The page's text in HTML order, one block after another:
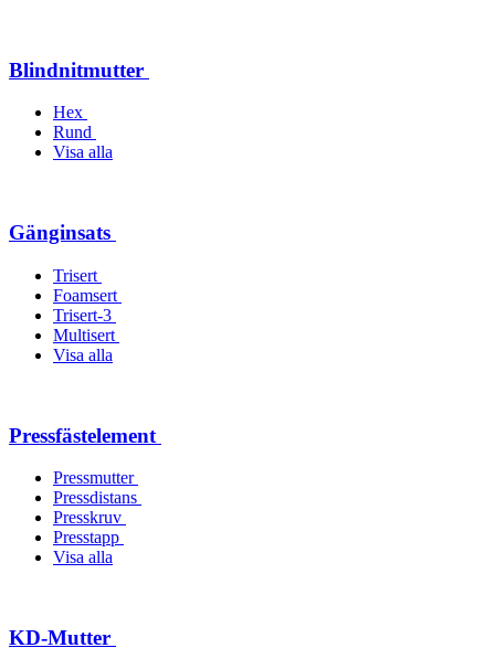
Blindnitmutter
Hex
Rund
Visa alla
Gänginsats
Trisert
Foamsert
Trisert-3
Multisert
Visa alla
Pressfästelement
Pressmutter
Pressdistans
Presskruv
Presstapp
Visa alla
KD-Mutter